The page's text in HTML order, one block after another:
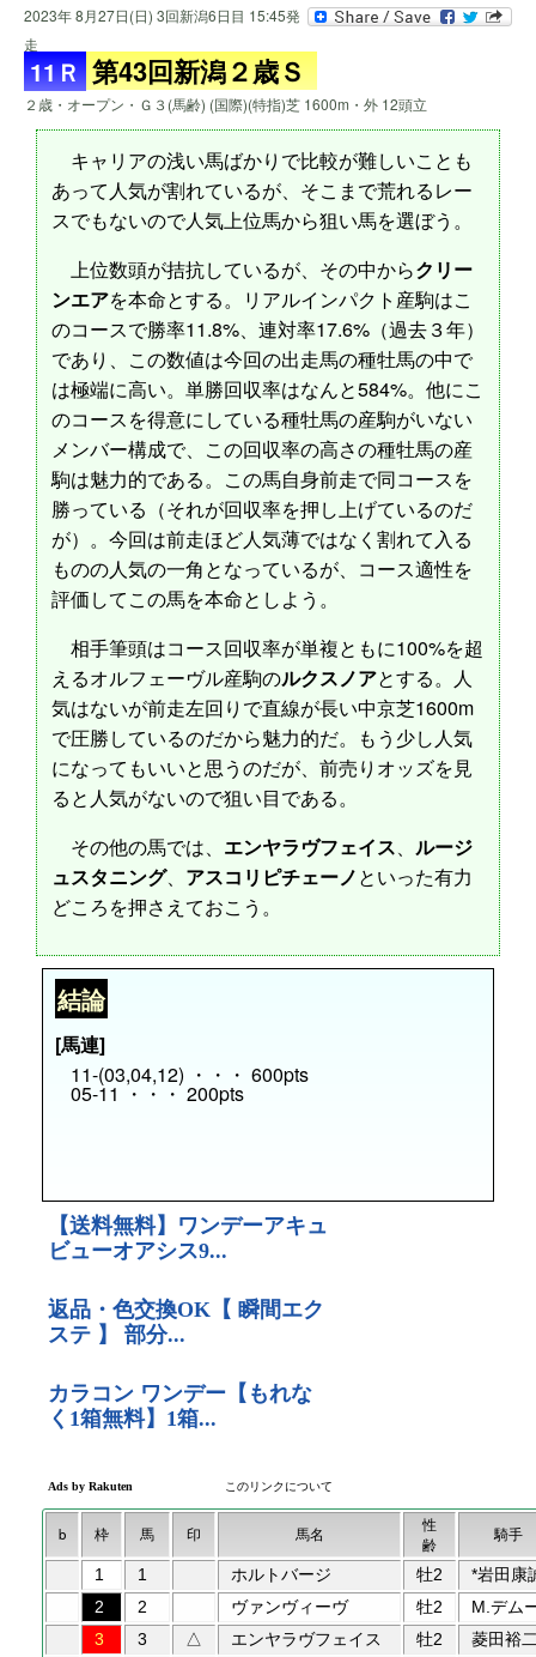
2023年 8月27日(日) 3回新潟6日目 15:45発
走
11Ｒ 第43回新潟２歳Ｓ
２歳・オープン・Ｇ３(馬齢) (国際)(特指)芝 1600m・外 12頭立
キャリアの浅い馬ばかりで比較が難しいことも
あって人気が割れているが、そこまで荒れるレー
スでもないので人気上位馬から狙い馬を選ぼう。
上位数頭が拮抗しているが、その中からクリー
ンエアを本命とする。リアルインパクト産駒はこ
のコースで勝率11.8%、連対率17.6%（過去３年）
であり、この数値は今回の出走馬の種牡馬の中で
は極端に高い。単勝回収率はなんと584%。他にこ
のコースを得意にしている種牡馬の産駒がいない
メンバー構成で、この回収率の高さの種牡馬の産
駒は魅力的である。この馬自身前走で同コースを
勝っている（それが回収率を押し上げているのだ
が）。今回は前走ほど人気薄ではなく割れて入る
ものの人気の一角となっているが、コース適性を
評価してこの馬を本命としよう。
相手筆頭はコース回収率が単複ともに100%を超
えるオルフェーヴル産駒のルクスノアとする。人
気はないが前走左回りで直線が長い中京芝1600m
で圧勝しているのだから魅力的だ。もう少し人気
になってもいいと思うのだが、前売りオッズを見
ると人気がないので狙い目である。
その他の馬では、 エンヤラヴフェイス、 ルージ
ュスタニング、 アスコリピチェーノといった有力
どころを押さえておこう。
結論
[馬連]
11-(03,04,12) ・・・ 600pts
05-11 ・・・ 200pts
b 枠 馬 印 馬名
性
齢
騎手
1 1 ホルトバージ 牡2
*岩田康
2
2 ヴァンヴィーヴ 牡2
M.デム
3
3 △ エンヤラヴフェイス 牡2
菱田裕